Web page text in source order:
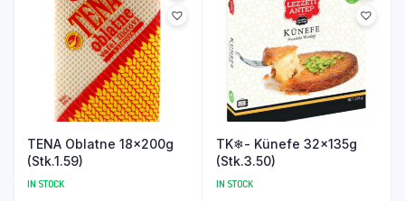
TENA Oblatne 18x200g
(Stk.1.59)
IN STOCK
TK❄- Künefe 32x135g
(Stk.3.50)
IN STOCK